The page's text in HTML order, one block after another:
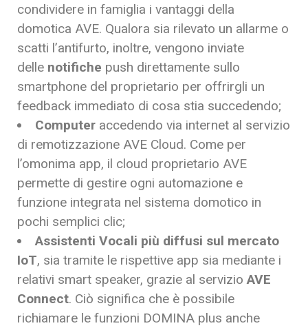
condividere in famiglia i vantaggi della
domotica AVE. Qualora sia rilevato un allarme o
scatti l’antifurto, inoltre, vengono inviate
delle notifiche push direttamente sullo
smartphone del proprietario per offrirgli un
feedback immediato di cosa stia succedendo;
Computer accedendo via internet al servizio
di remotizzazione AVE Cloud. Come per
l’omonima app, il cloud proprietario AVE
permette di gestire ogni automazione e
funzione integrata nel sistema domotico in
pochi semplici clic;
Assistenti Vocali più diffusi sul mercato
IoT, sia tramite le rispettive app sia mediante i
relativi smart speaker, grazie al servizioAVE
Connect. Ciò significa che è possibile
richiamare le funzioni DOMINA plus anche